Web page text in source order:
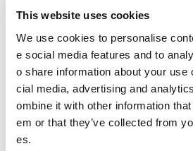
This website uses cookies
We use cookies to personalise
e social media features and to
o share information about your use
cial media, advertising and
ombine it with other information
em or that they’ve collected from
es.
PDFファ
には
ロード